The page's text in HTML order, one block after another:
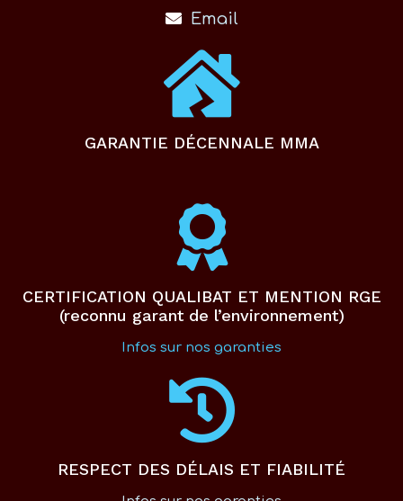
Email
GARANTIE DÉCENNALE MMA
CERTIFICATION QUALIBAT ET MENTION RGE
(reconnu garant de l’environnement)
Infos sur nos garanties
RESPECT DES DÉLAIS ET FIABILITÉ